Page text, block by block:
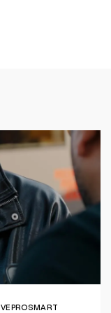
VEPROSMART